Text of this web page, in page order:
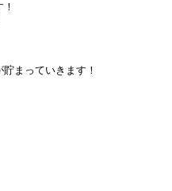
まっていきます！